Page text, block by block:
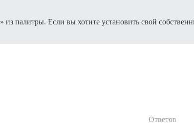
» из палитры. Если вы хотите установить свой
Ответов